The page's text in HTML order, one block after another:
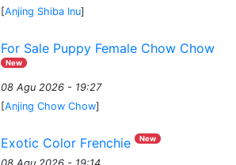
[Anjing Shiba Inu]
For Sale Puppy Female Chow Chow
New
08 Agu 2026 - 19:27
[Anjing Chow Chow]
Exotic Color Frenchie New